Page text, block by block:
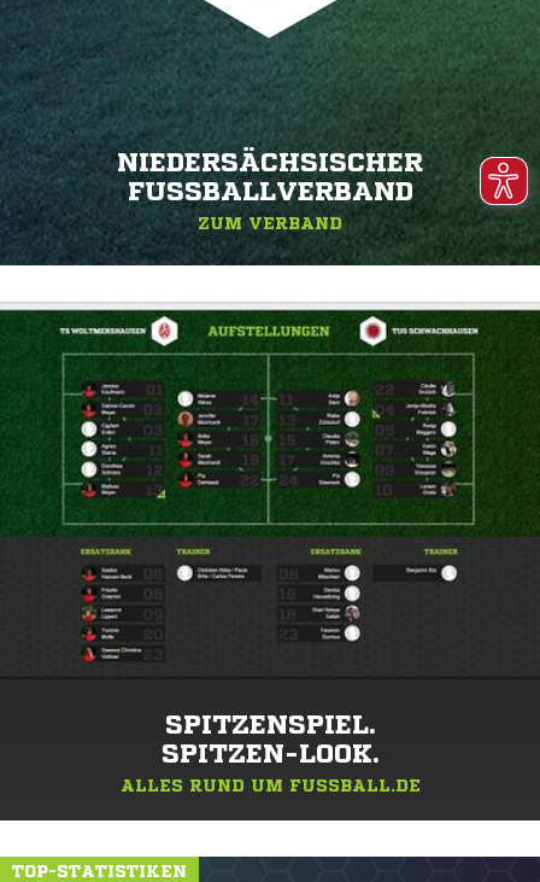
NIEDERSÄCHSISCHER
FUSSBALLVERBAND
ZUM VERBAND
SPITZENSPIEL.
SPITZEN-LOOK.
ALLES RUND UM FUSSBALL.DE
TOP-STATISTIKEN